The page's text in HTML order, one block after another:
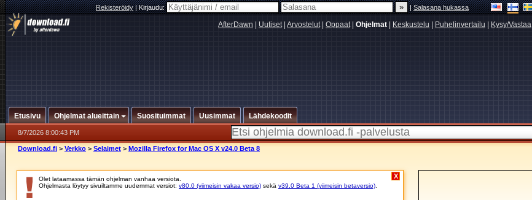
Rekisteröidy|Kirjaudu: |Salasana hukassa
AfterDawn Uutiset| Arvostelut| Oppaat| Ohjelmat Keskustelu Puhelinvertailu Kysy/Vastaa
Etusivu Ohjelmat alueittain Suosituimmat Uusimmat Lähdekoodit
8/7/2026 8:00:43 PM
Download.fi > Verkko > Selaimet > Mozilla Firefox for Mac OS X v24.0 Beta 8
Olet lataamassa tämän ohjelman vanhaa versiota.
Ohjelmasta löytyy sivuiltamme uudemmat versiot: v80.0 (viimeisin vakaa versio) sekä v39.0 Beta 1 (viimeisin betaversio)
X